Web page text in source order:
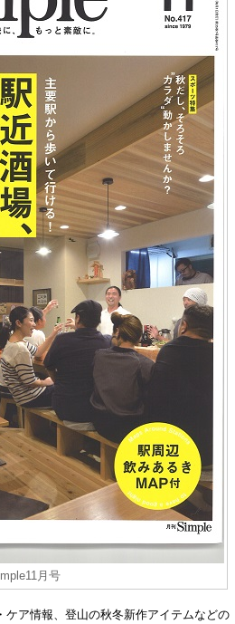
月号
ア情報、登山の秋冬新作アイテムなどの